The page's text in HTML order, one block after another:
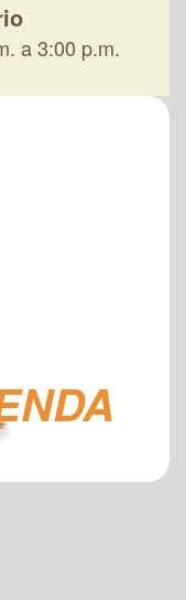
a 3:00 p.m.